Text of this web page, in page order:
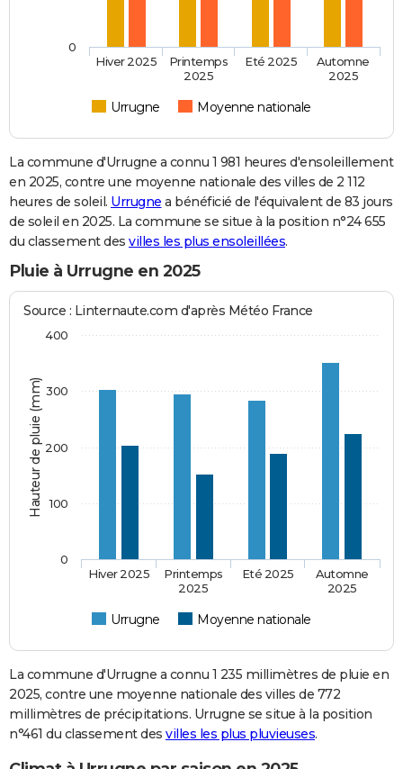
Urrugne Moyenne nationale
Hiver 2025
Printemps
2025
Eté 2025
Automne
2025
0
La commune d'Urrugne a connu 1 981 heures d'ensoleillement
en 2025, contre une moyenne nationale des villes de 2 112
heures de soleil. Urrugne a bénéficié de l'équivalent de 83 jours
de soleil en 2025. La commune se situe à la position n°24 655
du classement des villes les plus ensoleillées.
Pluie à Urrugne en 2025
Hauteur de pluie (mm)
Source : Linternaute.com d'après Météo France
Urrugne Moyenne nationale
Hiver 2025
Printemps
2025
Eté 2025
Automne
2025
0
100
200
300
400
La commune d'Urrugne a connu 1 235 millimètres de pluie en
2025, contre une moyenne nationale des villes de 772
millimètres de précipitations. Urrugne se situe à la position
n°461 du classement des villes les plus pluvieuses.